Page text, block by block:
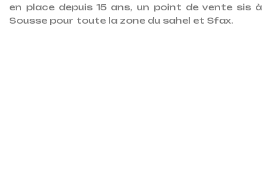
en place depuis 15 ans, un point de vente sis à
Sousse pour toute la zone du sahel et Sfax.